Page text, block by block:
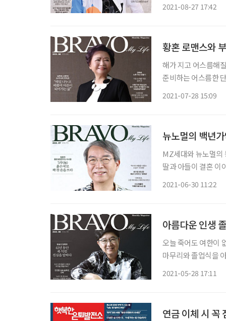
2021-08-27 17:42
황혼 로맨스와
해가 지고 어스름해
준비하는 어스름한
2021-07-28 15:09
뉴노멀의 백년
MZ세대와 뉴노멀의
딸과 아들이 결혼 이
2021-06-30 11:22
아름다운 인생
오늘 죽어도 여한이
마무리와 졸업식을
2021-05-28 17:11
연금 이체 시 꼭